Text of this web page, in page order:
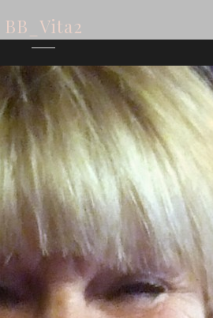
BB_Vita2